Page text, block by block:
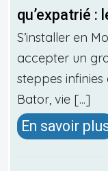
qu’expatrié :
S’installer en
accepter un
steppes infinies
Bator, vie [...]
En savoir